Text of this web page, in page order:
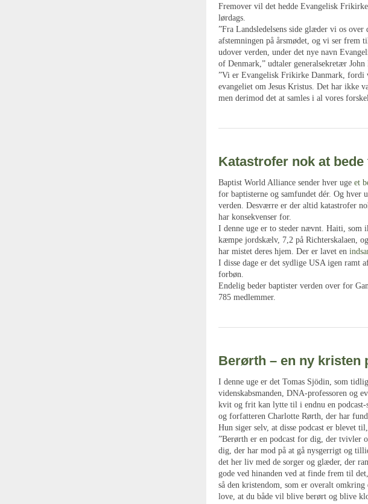
Fremover vil det hedde Evangelisk
lørdags.
”Fra Landsledelsens side glæder vi os
afstemningen på årsmødet, og vi ser
udover verden, under det nye navn
of Denmark,” udtaler generalsekretær John
”Vi er Evangelisk Frikirke Danmark, fordi
evangeliet om Jesus Kristus. Det har ikke
men derimod det at samles i al vores
Katastrofer nok at bede
Baptist World Alliance sender hver uge et
for baptisterne og samfundet dér. Og hver
verden. Desværre er der altid katastrofer
har konsekvenser for.
I denne uge er to steder nævnt. Haiti, som
kæmpe jordskælv, 7,2 på Richterskalaen,
har mistet deres hjem. Der er lavet en
I disse dage er det sydlige USA igen ramt
forbøn.
Endelig beder baptister verden over for
785 medlemmer.
Berørth – en ny kristen
I denne uge er det Tomas Sjödin, som
videnskabsmanden, DNA-professoren og
kvit og frit kan lytte til i endnu en podcast-
og forfatteren Charlotte Rørth, der har
Hun siger selv, at disse podcast er blevet
”Berørth er en podcast for dig, der tvivler
dig, der har mod på at gå nysgerrigt og
det her liv med de sorger og glæder, der
gode ved hinanden ved at finde frem til
så den kristendom, som er overalt
love, at du både vil blive berørt og blive